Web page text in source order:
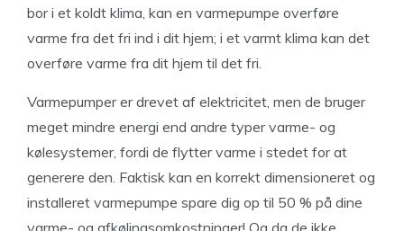
bor i et koldt klima, kan en varmepumpe overføre
varme fra det fri ind i dit hjem; i et varmt klima kan det
overføre varme fra dit hjem til det fri.
Varmepumper er drevet af elektricitet, men de bruger
meget mindre energi end andre typer varme- og
kølesystemer, fordi de flytter varme i stedet for at
generere den. Faktisk kan en korrekt dimensioneret og
installeret varmepumpe spare dig op til 50 % på dine
varme- og afkølingsomkostninger! Og da de ikke